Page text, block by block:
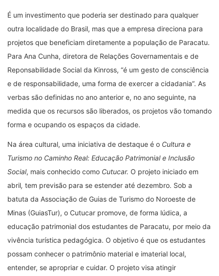
É um investimento que poderia ser destinado para qualquer
outra localidade do Brasil, mas que a empresa direciona para
projetos que beneficiam diretamente a população de Paracatu.
Para Ana Cunha, diretora de Relações Governamentais e de
Reponsabilidade Social da Kinross, “é um gesto de consciência
e de responsabilidade, uma forma de exercer a cidadania”. As
verbas são definidas no ano anterior e, no ano seguinte, na
medida que os recursos são liberados, os projetos vão tomando
forma e ocupando os espaços da cidade.
Na área cultural, uma iniciativa de destaque é o Cultura e
Turismo no Caminho Real: Educação Patrimonial e Inclusão
Social, mais conhecido como Cutucar. O projeto iniciado em
abril, tem previsão para se estender até dezembro. Sob a
batuta da Associação de Guias de Turismo do Noroeste de
Minas (GuiasTur), o Cutucar promove, de forma lúdica, a
educação patrimonial dos estudantes de Paracatu, por meio da
vivência turística pedagógica. O objetivo é que os estudantes
possam conhecer o patrimônio material e imaterial local,
entender, se apropriar e cuidar. O projeto visa atingir